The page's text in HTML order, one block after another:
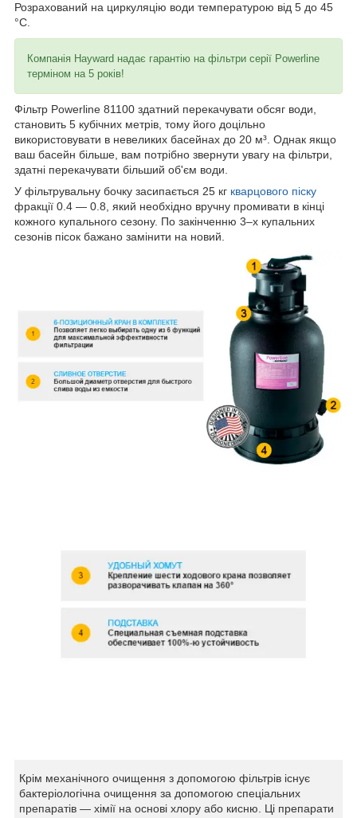
Розрахований на циркуляцію води температурою від 5 до 45
°C.
Компанія Hayward надає гарантію на фільтри серії Powerline
терміном на 5 років!
Фільтр Powerline 81100 здатний перекачувати обсяг води,
становить 5 кубічних метрів, тому його доцільно
використовувати в невеликих басейнах до 20 м³. Однак якщо
ваш басейн більше, вам потрібно звернути увагу на фільтри,
здатні перекачувати більший об'єм води.
У фільтрувальну бочку засипається 25 кг кварцового піску
фракції 0.4 — 0.8, який необхідно вручну промивати в кінці
кожного купального сезону. По закінченню 3–х купальних
сезонів пісок бажано замінити на новий.
Крім механічного очищення з допомогою фільтрів існує
бактеріологічна очищення за допомогою спеціальних
препаратів — хімії на основі хлору або кисню. Ці препарати